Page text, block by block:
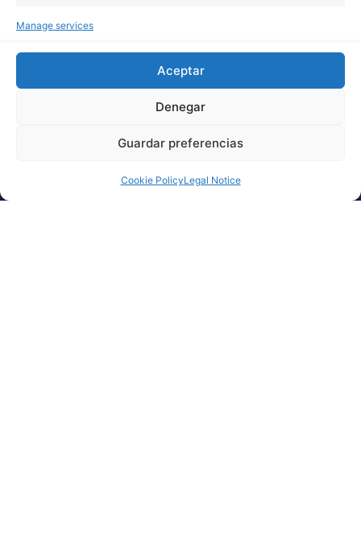
Manage services
Aceptar
Denegar
Guardar preferencias
Cookie PolicyLegal Notice